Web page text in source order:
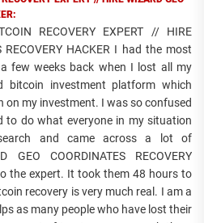
RECOVERY EXPERT // HIRE
RECOVERY HACKER I had the most
few weeks back when I lost all my
bitcoin investment platform which
on my investment. I was so confused
to do what everyone in my situation
and came across a lot of
GEO COORDINATES RECOVERY
the expert. It took them 48 hours to
recovery is very much real. I am a
as many people who have lost their